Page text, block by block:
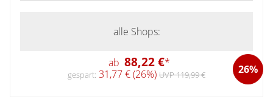
alle Shops:
ab 88,22 €* 26%
gespart: 31,77 € (26%) UVP 119,99 €